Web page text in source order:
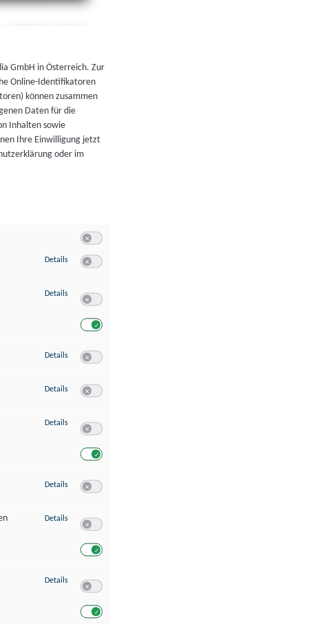
GmbH in Österreich. Zur
Online-Identifikatoren
können zusammen
Daten für die
Inhalten sowie
Ihre Einwilligung jetzt
oder im
Details zu Speichern von oder Zugriff auf Informationen auf einem Endgerät
Details zu Verwendung reduzierter Daten zur Auswahl von Werbeanzeigen
Details zu Erstellung von Profilen für personalisierte Werbung
Details zu Verwendung von Profilen zur Auswahl personalisierter Werbung
Details zu Messung der Werbeleistung
Details zu Messung der Performance von Inhalten
Details zu Analyse von Zielgruppen durch Statistiken oder Kombinationen von
Details zu Entwicklung und Verbesserung der Angebote